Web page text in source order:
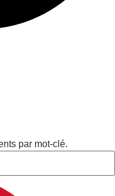
par mot-clé.